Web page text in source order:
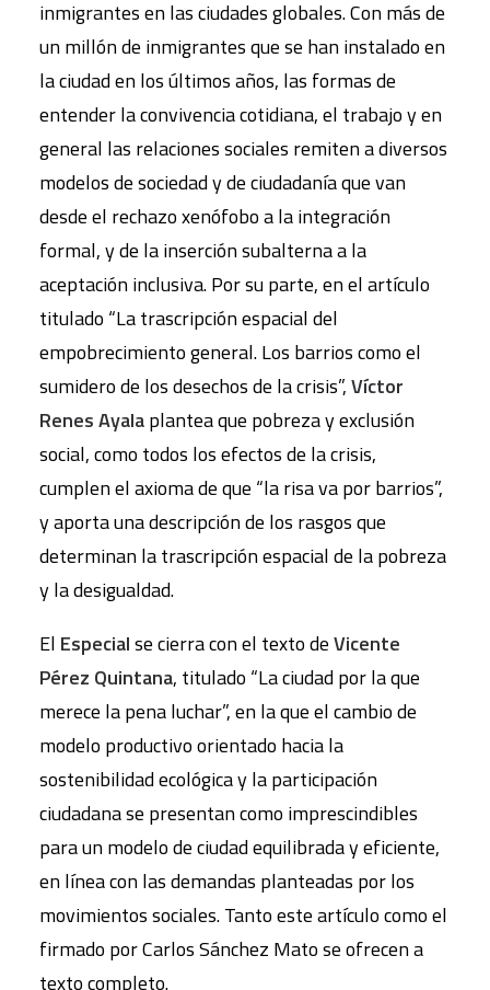
inmigrantes en las ciudades globales. Con más de
un millón de inmigrantes que se han instalado en
la ciudad en los últimos años, las formas de
entender la convivencia cotidiana, el trabajo y en
general las relaciones sociales remiten a diversos
modelos de sociedad y de ciudadanía que van
desde el rechazo xenófobo a la integración
formal, y de la inserción subalterna a la
aceptación inclusiva. Por su parte, en el artículo
titulado “La trascripción espacial del
empobrecimiento general. Los barrios como el
sumidero de los desechos de la crisis”,Víctor
Renes Ayalaplantea que pobreza y exclusión
social, como todos los efectos de la crisis,
cumplen el axioma de que “la risa va por barrios”,
y aporta una descripción de los rasgos que
determinan la trascripción espacial de la pobreza
y la desigualdad.
El Especialse cierra con el texto deVicente
Pérez Quintana, titulado “La ciudad por la que
merece la pena luchar”, en la que el cambio de
modelo productivo orientado hacia la
sostenibilidad ecológica y la participación
ciudadana se presentan como imprescindibles
para un modelo de ciudad equilibrada y eficiente,
en línea con las demandas planteadas por los
movimientos sociales. Tanto este artículo como el
firmado por Carlos Sánchez Mato se ofrecen a
texto completo.